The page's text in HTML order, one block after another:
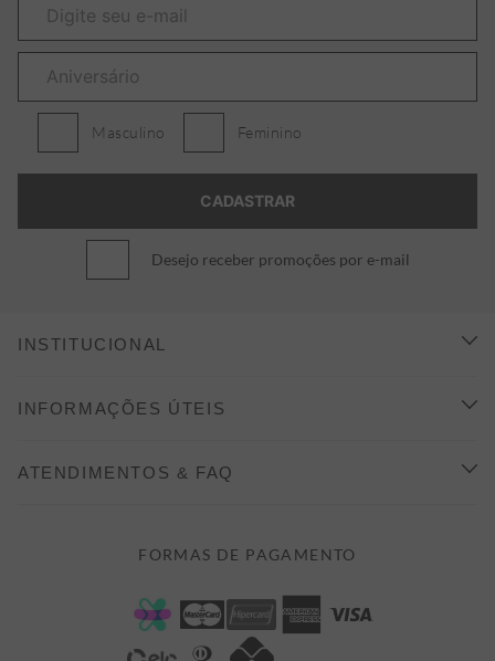
Masculino Feminino
Desejo receber promoções por e-mail
INSTITUCIONAL
CONHEÇA A ALEATORY
INFORMAÇÕES ÚTEIS
FORMAS DE PAGAMENTO
POLÍTICA DE PRIVACIDADE
ATENDIMENTOS & FAQ
FORMAS DE PAGAMENTO